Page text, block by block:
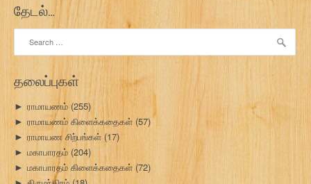
தேடல்…
தலைப்புகள்
► ராமாயணம் (255)
► ராமாயணம் கிளைக்கதைகள் (57)
► ராமாயண சிற்பங்கள் (17)
► மகாபாரதம் (204)
► மகாபாரதம் கிளைக்கதைகள் (72)